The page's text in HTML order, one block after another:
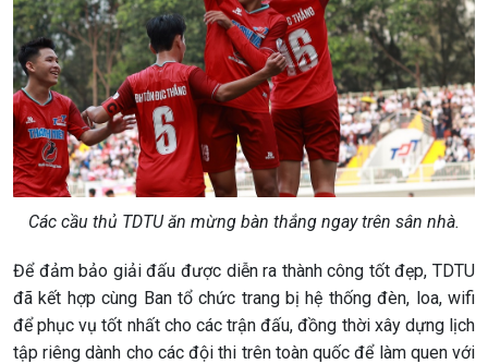
Các cầu thủ TDTU ăn mừng bàn thắng ngay trên sân nhà.
Để đảm bảo giải đấu được diễn ra thành công tốt đẹp, TDTU
đã kết hợp cùng Ban tổ chức trang bị hệ thống đèn, loa, wifi
để phục vụ tốt nhất cho các trận đấu, đồng thời xây dựng lịch
tập riêng dành cho các đội thi trên toàn quốc để làm quen với